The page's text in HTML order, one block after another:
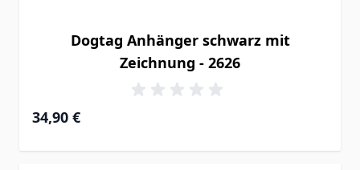
Dogtag Anhänger schwarz mit
Zeichnung - 2626
34,90 €